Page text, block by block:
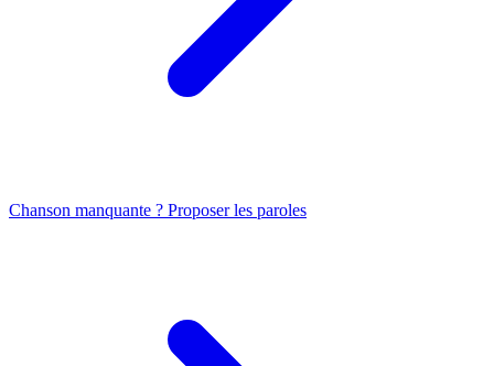
Chanson manquante ? Proposer les paroles